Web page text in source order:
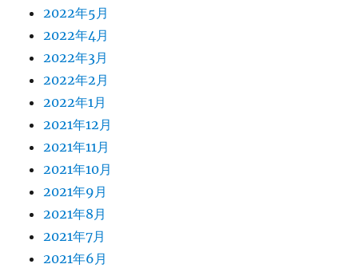
2022年5月
2022年4月
2022年3月
2022年2月
2022年1月
2021年12月
2021年11月
2021年10月
2021年9月
2021年8月
2021年7月
2021年6月